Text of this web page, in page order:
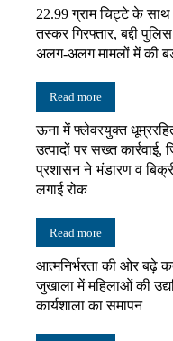
22.99 ग्राम चिट्टे के साथ
तस्कर गिरफ्तार, बद्दी
अलग-अलग मामलों में की
Read more
ऊना में फ्लेवरयुक्त
उत्पादों पर सख्त कार्रवाई,
प्रशासन ने भंडारण व
लगाई रोक
Read more
आत्मनिर्भरता की ओर बढ़े
जुखाला में महिलाओं की
कार्यशाला का समापन